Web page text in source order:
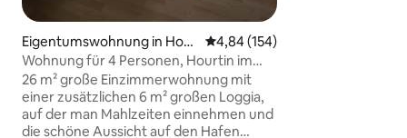
Eigentumswohnung in Hour
tin
Durchschnittliche Bewertung:
4,84 (154)
Wohnung für 4 Personen, Hourtin im
Médoc.
26 m² große Einzimmerwohnung mit
einer zusätzlichen 6 m² großen Loggia,
auf der man Mahlzeiten einnehmen und
die schöne Aussicht auf den Hafen